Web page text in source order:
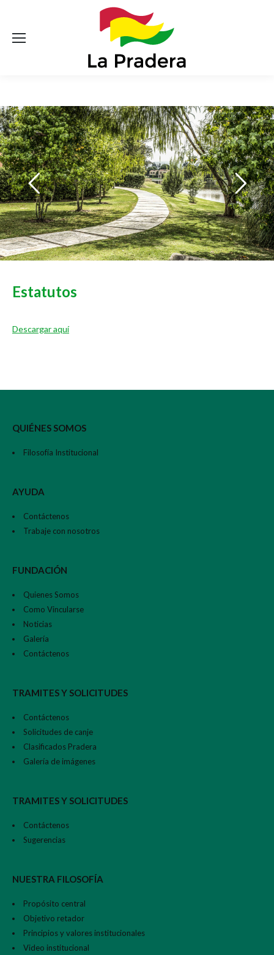
Estatutos
Descargar aquí
QUIÉNES SOMOS
Filosofía Institucional
AYUDA
Contáctenos
Trabaje con nosotros
FUNDACIÓN
Quienes Somos
Como Vincularse
Noticias
Galería
Contáctenos
TRAMITES Y SOLICITUDES
Contáctenos
Solicitudes de canje
Clasificados Pradera
Galería de imágenes
TRAMITES Y SOLICITUDES
Contáctenos
Sugerencias
NUESTRA FILOSOFÍA
Propósito central
Objetivo retador
Principios y valores institucionales
Video institucional